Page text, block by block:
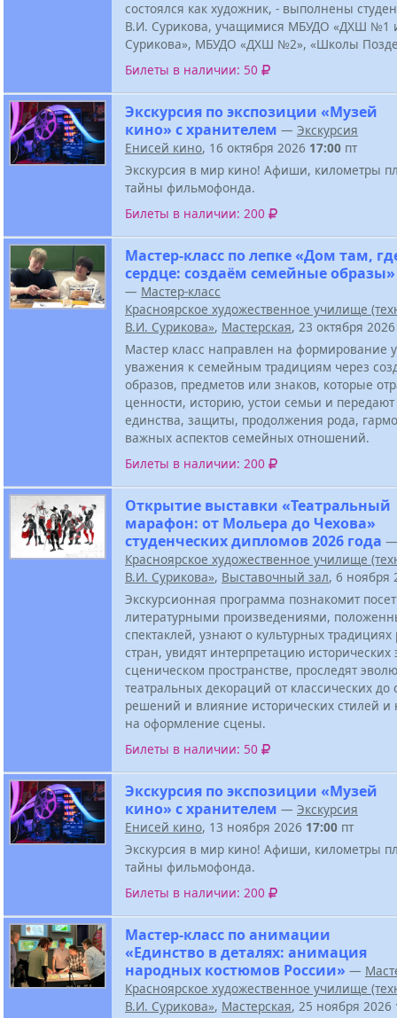
состоялся как художник, - выполнены
В.И. Сурикова, учащимися МБУДО «ДХШ №1
Сурикова», МБУДО «ДХШ №2», «Школы
Билеты в наличии: 50
Экскурсия по экспозиции «Музей
кино» с хранителем — Экскурсия
Енисей кино, 16 октября 2026 17:00 пт
Экскурсия в мир кино! Афиши, километры
тайны фильмофонда.
Билеты в наличии: 200
Мастер-класс по лепке «Дом там,
сердце: создаём семейные образы»
— Мастер-класс
Красноярское художественное училище
В.И. Сурикова», Мастерская, 23 октября
Мастер класс направлен на формирование
уважения к семейным традициям через
образов, предметов или знаков, которые
ценности, историю, устои семьи и
единства, защиты, продолжения рода,
важных аспектов семейных отношений.
Билеты в наличии: 200
Открытие выставки «Театральный
марафон: от Мольера до Чехова»
студенческих дипломов 2026 года
Красноярское художественное училище
В.И. Сурикова», Выставочный зал, 6 ноября
Экскурсионная программа познакомит
литературными произведениями,
спектаклей, узнают о культурных
стран, увидят интерпретацию исторических
сценическом пространстве, проследят
театральных декораций от классических
решений и влияние исторических стилей и
на оформление сцены.
Билеты в наличии: 50
Экскурсия по экспозиции «Музей
кино» с хранителем — Экскурсия
Енисей кино, 13 ноября 2026 17:00 пт
Экскурсия в мир кино! Афиши, километры
тайны фильмофонда.
Билеты в наличии: 200
Мастер-класс по анимации
«Единство в деталях: анимация
народных костюмов России» —
Красноярское художественное училище
В.И. Сурикова», Мастерская, 25 ноября 2026